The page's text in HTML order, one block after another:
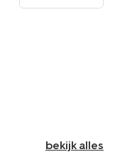
pagina
bekijk alles